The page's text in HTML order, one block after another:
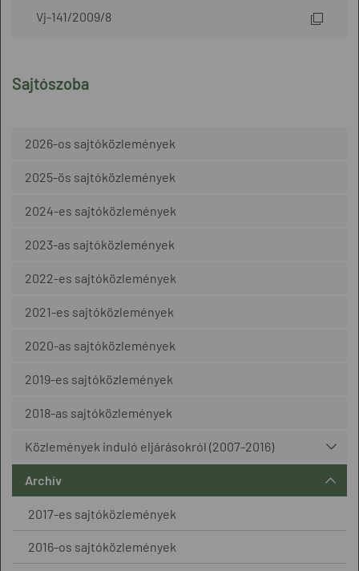
Sajtószoba
2026-os sajtóközlemények
2025-ös sajtóközlemények
2024-es sajtóközlemények
2023-as sajtóközlemények
2022-es sajtóközlemények
2021-es sajtóközlemények
2020-as sajtóközlemények
2019-es sajtóközlemények
2018-as sajtóközlemények
Közlemények induló eljárásokról (2007-2016)
Archív
2017-es sajtóközlemények
2016-os sajtóközlemények
Vj-141/2009/8